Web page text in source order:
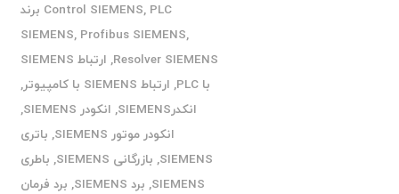
Control SIEMENS,
PLC برند
SIEMENS, Profibus SIEMENS,
Resolver SIEMENS
,
ارتباط SIEMENS
با PLC
, ارتباط SIEMENS با کامپیوتر
,
انکدرSIEMENS
, انکودر SIEMENS
,
انکودر موتور SIEMENS
, باتری
SIEMENS
, بازرگانی SIEMENS , باطری
SIEMENS
, برد SIEMENS , برد فرمان